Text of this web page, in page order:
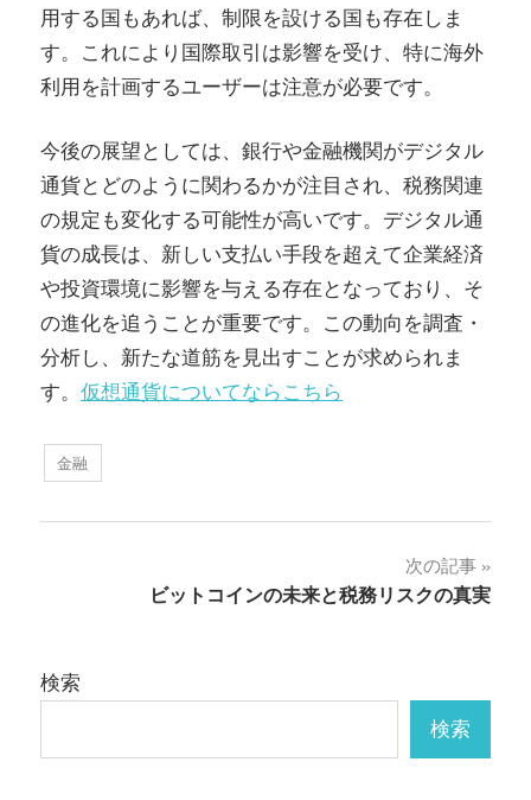
用する国もあれば、制限を設ける国も存在しま
す。これにより国際取引は影響を受け、特に海外
利用を計画するユーザーは注意が必要です。
今後の展望としては、銀行や金融機関がデジタル
通貨とどのように関わるかが注目され、税務関連
の規定も変化する可能性が高いです。デジタル通
貨の成長は、新しい支払い手段を超えて企業経済
や投資環境に影響を与える存在となっており、そ
の進化を追うことが重要です。この動向を調査・
分析し、新たな道筋を見出すことが求められま
す。 仮想通貨についてならこちら
金融
ナ
ビ
ゲ
次の記事
ビットコインの未来と税務リスクの真実
検索
検索